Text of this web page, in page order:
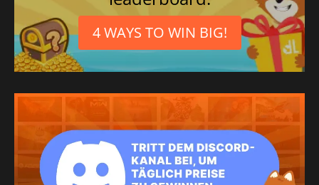
4 WAYS TO WIN BIG!